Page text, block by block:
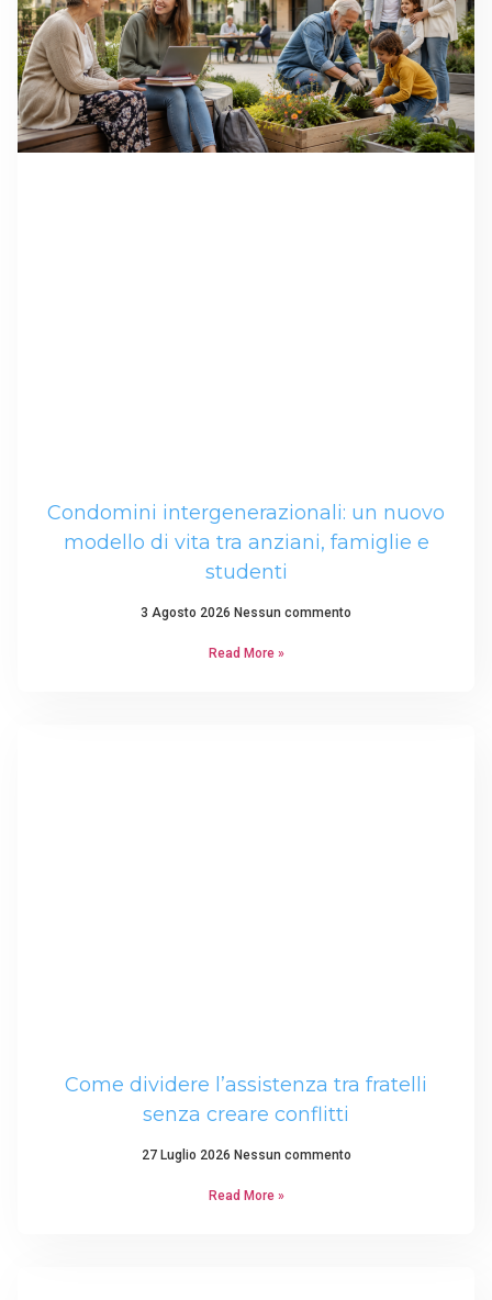
Condomini intergenerazionali: un nuovo
modello di vita tra anziani, famiglie e
studenti
3 Agosto 2026 Nessun commento
Read More »
Come dividere l’assistenza tra fratelli
senza creare conflitti
27 Luglio 2026 Nessun commento
Read More »